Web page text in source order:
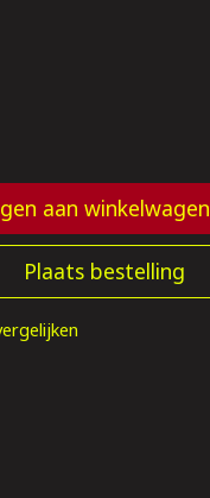
aan winkelwagen
Plaats bestelling